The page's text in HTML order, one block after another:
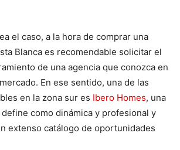
el caso, a la hora de comprar una
Blanca es recomendable solicitar el
de una agencia que conozca en
En ese sentido, una de las
en la zona sur es Ibero Homes, una
como dinámica y profesional y
extenso catálogo de oportunidades